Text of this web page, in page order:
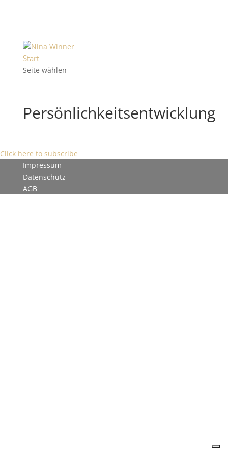
Start
Seite wählen
Persönlichkeitsentwicklung
Click here to subscribe
Impressum
Datenschutz
AGB